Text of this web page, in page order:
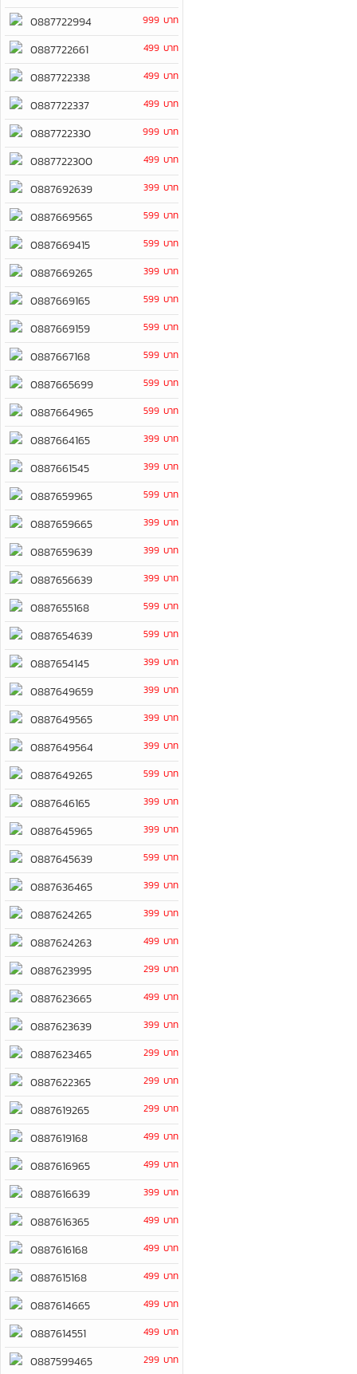
0887722994
999 บาท
0887722661 499 บาท
0887722338 499 บาท
0887722337 499 บาท
0887722330 999 บาท
0887722300 499 บาท
0887692639 399 บาท
0887669565 599 บาท
0887669415 599 บาท
0887669265 399 บาท
0887669165 599 บาท
0887669159 599 บาท
0887667168 599 บาท
0887665699 599 บาท
0887664965 599 บาท
0887664165 399 บาท
0887661545 399 บาท
0887659965 599 บาท
0887659665 399 บาท
0887659639 399 บาท
0887656639 399 บาท
0887655168 599 บาท
0887654639 599 บาท
0887654145 399 บาท
0887649659 399 บาท
0887649565 399 บาท
0887649564 399 บาท
0887649265 599 บาท
0887646165 399 บาท
0887645965 399 บาท
0887645639 599 บาท
0887636465 399 บาท
0887624265 399 บาท
0887624263 499 บาท
0887623995 299 บาท
0887623665 499 บาท
0887623639 399 บาท
0887623465 299 บาท
0887622365 299 บาท
0887619265 299 บาท
0887619168 499 บาท
0887616965 499 บาท
0887616639 399 บาท
0887616365 499 บาท
0887616168 499 บาท
0887615168 499 บาท
0887614665 499 บาท
0887614551 499 บาท
0887599465 299 บาท